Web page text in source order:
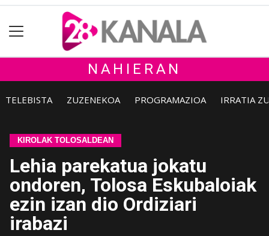
NAHIERAN
TELEBISTA ZUZENEKOA PROGRAMAZIOA IRRATIA
KIROLAK TOLOSALDEAN
Lehia parekatua jokatu
ondoren, Tolosa Eskubaloiak
ezin izan dio Ordiziari
irabazi